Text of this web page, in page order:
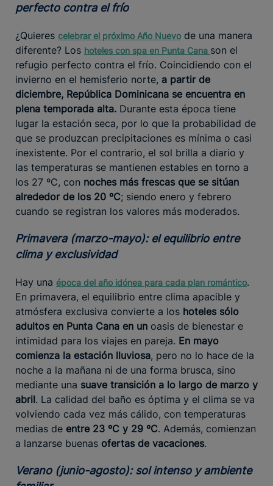
perfecto contra el frío
¿Quieres celebrar el próximo Año Nuevo de una manera
diferente? Los hoteles con spa en Punta Cana son el
refugio perfecto contra el frío. Coincidiendo con el
invierno en el hemisferio norte, a partir de
diciembre, República Dominicana se encuentra en
plena temporada alta. Durante esta época tiene
lugar la estación seca, por lo que la probabilidad de
que se produzcan precipitaciones es mínima o casi
inexistente. Por el contrario, el sol brilla a diario y
las temperaturas se mantienen estables en torno a
los 27 ºC, con noches más frescas que se sitúan
alrededor de los 20 ºC; siendo enero y febrero
cuando se registran los valores más moderados.
Primavera (marzo-mayo): el equilibrio entre
clima y exclusividad
Hay una época del año idónea para cada plan romántico.
En primavera, el equilibrio entre clima apacible y
atmósfera exclusiva convierte a los hoteles sólo
adultos en Punta Cana en un oasis de bienestar e
intimidad para los viajes en pareja. En mayo
comienza la estación lluviosa, pero no lo hace de la
noche a la mañana ni de una forma brusca, sino
mediante una suave transición a lo largo de marzo y
abril. La calidad del baño es óptima y el clima se va
volviendo cada vez más cálido, con temperaturas
medias de entre 23 ºC y 29 ºC. Además, comienzan
a lanzarse buenas ofertas de vacaciones.
Verano (junio-agosto): sol intenso y ambiente